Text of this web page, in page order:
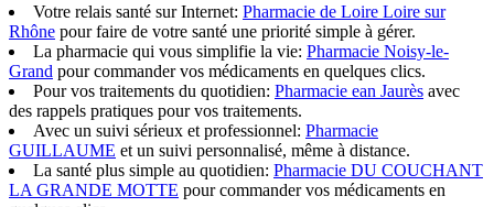
Votre relais santé sur Internet: Pharmacie de Loire Loire sur
Rhône pour faire de votre santé une priorité simple à gérer.
La pharmacie qui vous simplifie la vie: Pharmacie Noisy-le-
Grand pour commander vos médicaments en quelques clics.
Pour vos traitements du quotidien: Pharmacie ean Jaurès avec
des rappels pratiques pour vos traitements.
Avec un suivi sérieux et professionnel: Pharmacie
GUILLAUME et un suivi personnalisé, même à distance.
La santé plus simple au quotidien: Pharmacie DU COUCHANT
LA GRANDE MOTTE pour commander vos médicaments en